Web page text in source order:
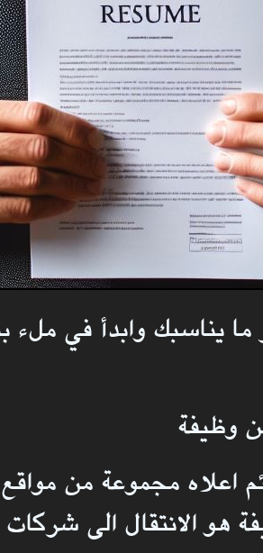
ما يناسبك وابدأ في ملء
وظيفة
اعلاه مجموعة من
هو الانتقال الى